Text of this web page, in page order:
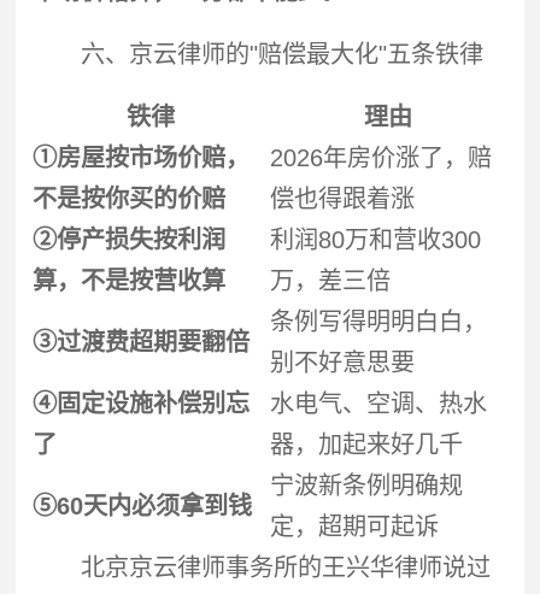
六、京云律师的"赔偿最大化"五条铁律
铁律
理由
①房屋按市场价赔，
不是按你买的价赔
2026年房价涨了，赔
偿也得跟着涨
②停产损失按利润
算，不是按营收算
利润80万和营收300
万，差三倍
③过渡费超期要翻倍
条例写得明明白白，
别不好意思要
④固定设施补偿别忘
了
水电气、空调、热水
器，加起来好几千
⑤60天内必须拿到钱
宁波新条例明确规
定，超期可起诉
北京京云律师事务所的王兴华律师说过